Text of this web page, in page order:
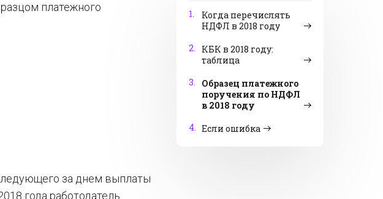
1.
Когда перечислять
НДФЛ в 2018 году
2.
КБК в 2018 году:
таблица
3.
Образец платежного
поручения по НДФЛ
в 2018 году
4. Если ошибка
платежного
за днем выплаты
года работодатель